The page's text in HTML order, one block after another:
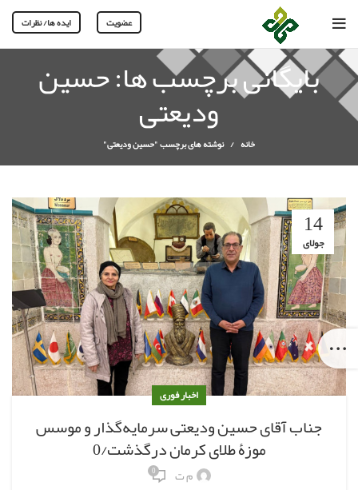
عضویت ایده ها/ نظرات
بایگانی برچسب ها: حسین
ودیعتی
خانه نوشته های برچسب "حسین ودیعتی"
14
جولای
اخبار فوری
جناب آقای حسین ودیعتی سرمایه‌گذار و موسس
موزۀ طلای کرمان درگذشت/0
م ت 0